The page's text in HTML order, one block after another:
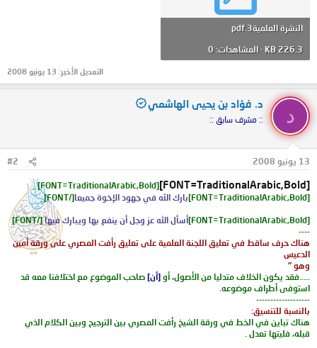
النشرة العلمية3.pdf
226.3 KB · المشاهدات: 0
التعديل الأخير: 13 يونيو 2008
د
د. فؤاد بن يحيى الهاشمي
:: مشرف سابق ::
13 يونيو 2008 #2
[FONT=TraditionalArabic,Bold]
[FONT=TraditionalArabic,Bold]
[FONT=TraditionalArabic,Bold]
بارك الله في جهود الإخوة جميعا[/FONT]
[FONT=TraditionalArabic,Bold] أسأل الله عز وجل أن ينفع بها ويبارك فيها [/FONT]
----
هناك حرف ساقط في تعليق اللجنة العلمية على تعليق رأفت المصري على ورقة أمين
الدعيس
وهو "
.....فقد يكون الخلاف متدليا من الأصول، أو [أن] صاحب الموضوع مع اختلافنا معه قد
استوفى أطراف موضوعه.
-------------------
بالنسبة للتنسيق:
هناك تباين في الخط في ورقة الشيخ رأفت المصري بين الترجيح وبين الكلام الذي
قبله، فليتها تعدل .